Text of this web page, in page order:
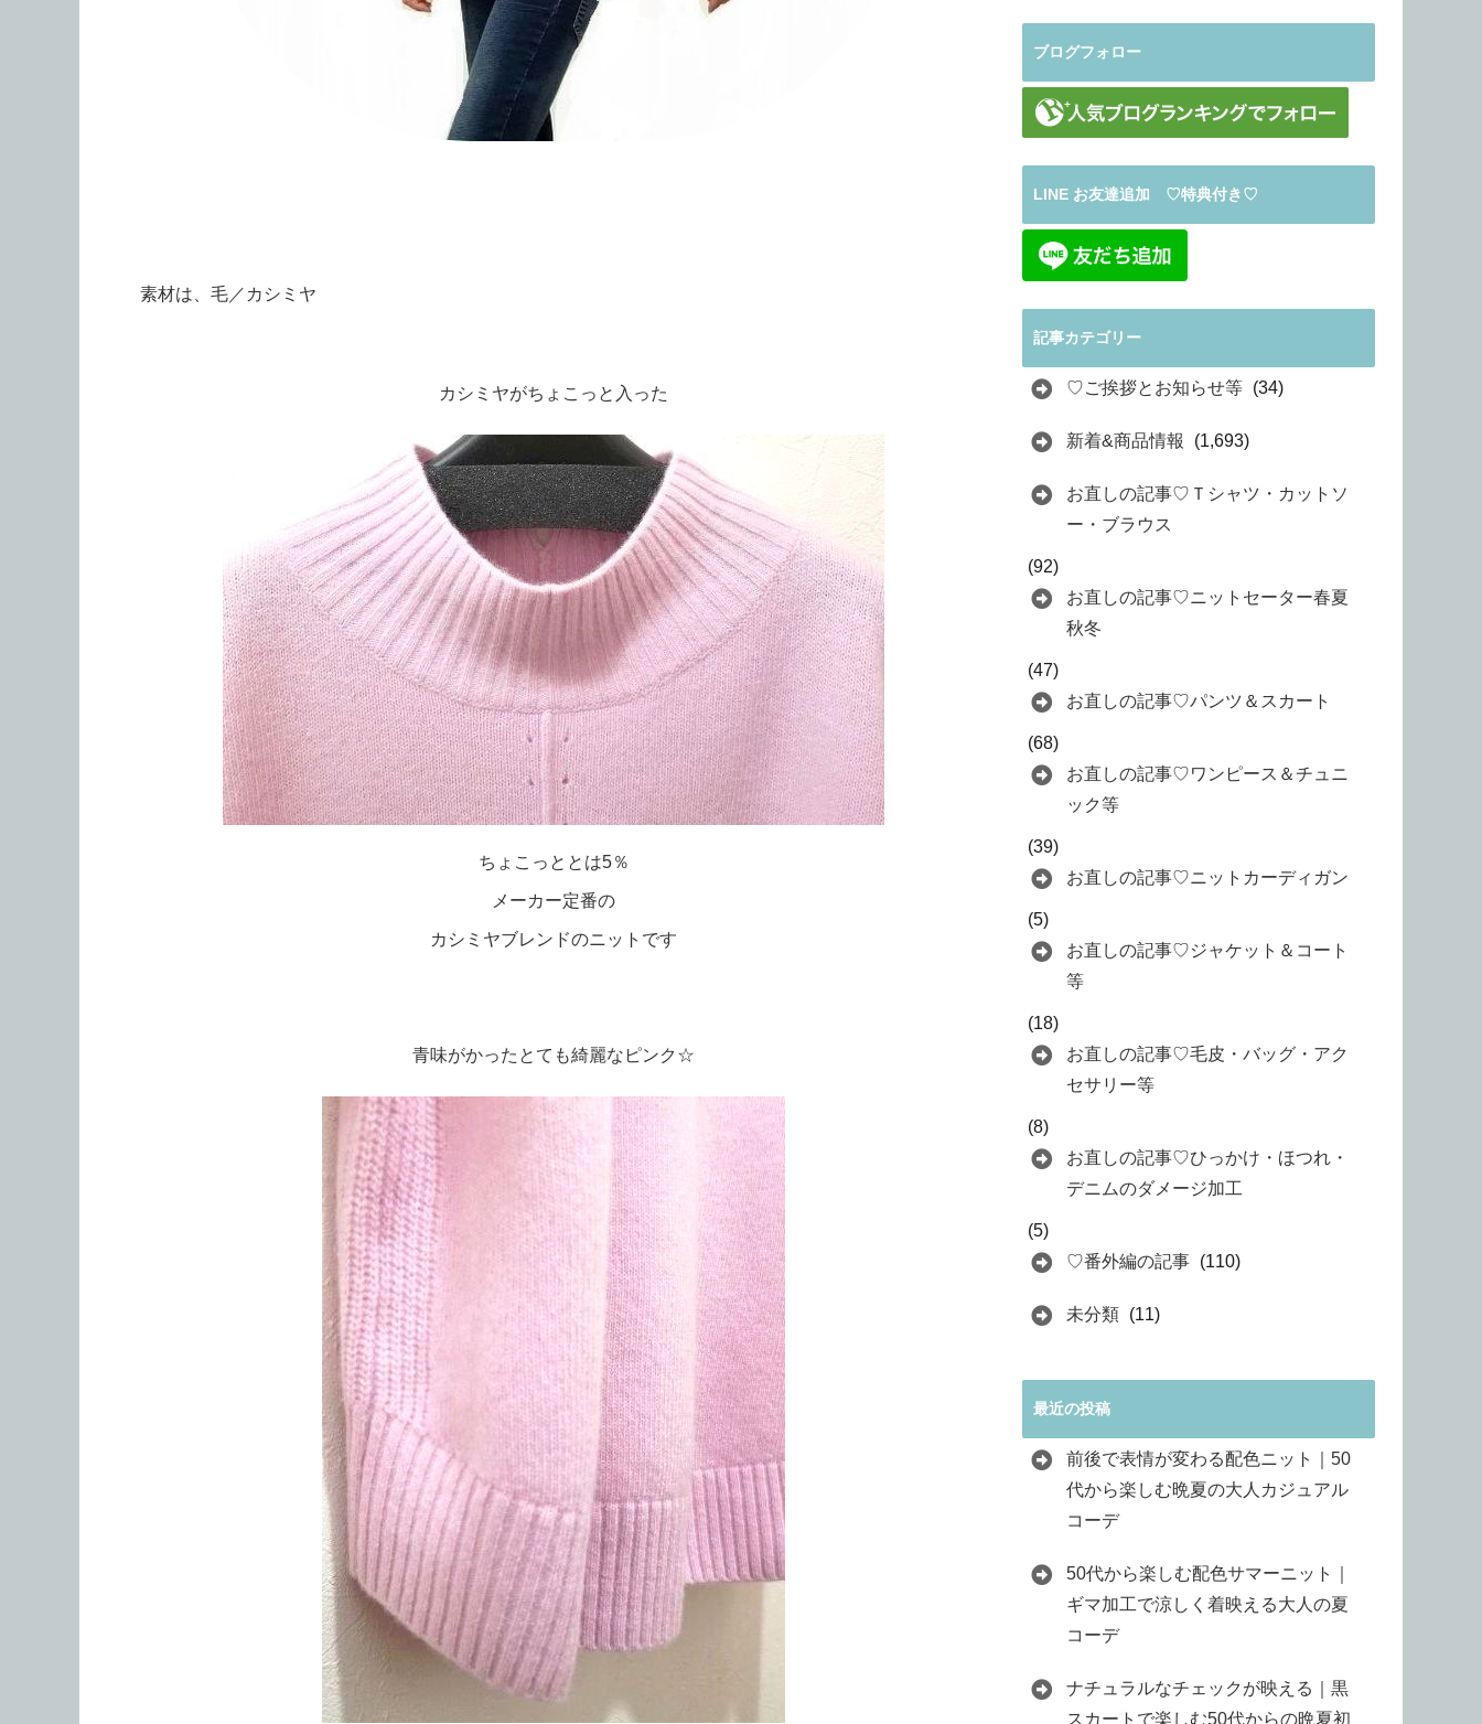
素材は、毛／カシミヤ
カシミヤがちょこっと入った
ちょこっととは5％
メーカー定番の
カシミヤブレンドのニットです
青味がかったとても綺麗なピンク☆
ブログフォロー
LINE お友達追加 ♡特典付き♡
記事カテゴリー
♡ご挨拶とお知らせ等 (34)
新着&商品情報 (1,693)
お直しの記事♡Ｔシャツ・カットソ
ー・ブラウス
(92)
お直しの記事♡ニットセーター春夏
秋冬
(47)
お直しの記事♡パンツ＆スカート
(68)
お直しの記事♡ワンピース＆チュニ
ック等
(39)
お直しの記事♡ニットカーディガン
(5)
お直しの記事♡ジャケット＆コート
等
(18)
お直しの記事♡毛皮・バッグ・アク
セサリー等
(8)
お直しの記事♡ひっかけ・ほつれ・
デニムのダメージ加工
(5)
♡番外編の記事 (110)
未分類 (11)
最近の投稿
前後で表情が変わる配色ニット｜50
代から楽しむ晩夏の大人カジュアル
コーデ
50代から楽しむ配色サマーニット｜
ギマ加工で涼しく着映える大人の夏
コーデ
ナチュラルなチェックが映える｜黒
スカートで楽しむ50代からの晩夏初